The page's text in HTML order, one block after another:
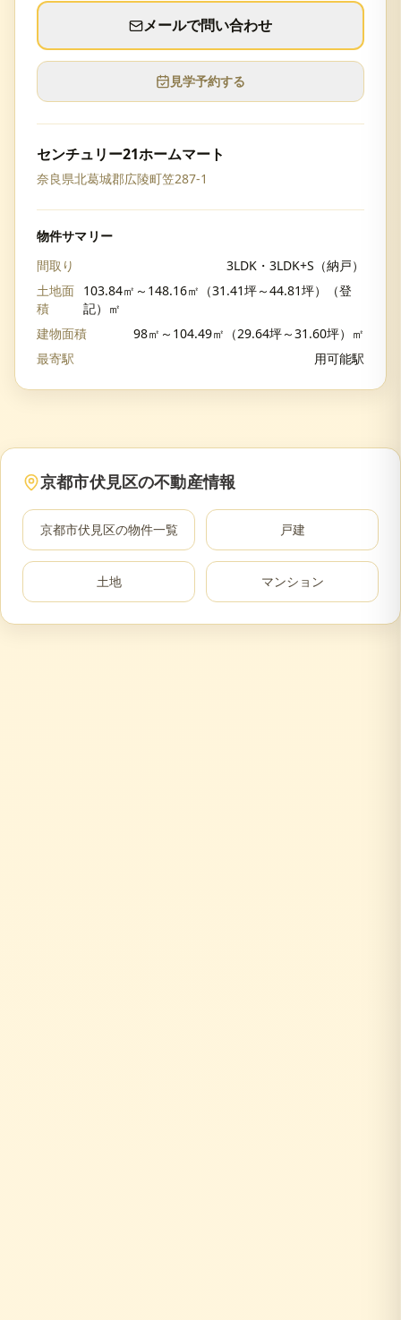
メールで問い合わせ
見学予約する
センチュリー21ホームマート
奈良県北葛城郡広陵町笠287-1
物件サマリー
間取り
3LDK・3LDK+S（納戸）
土地面
積
103.84㎡～148.16㎡（31.41坪～44.81坪）（登
記）㎡
建物面積
98㎡～104.49㎡（29.64坪～31.60坪）㎡
最寄駅
用可能駅
京都市伏見区の不動産情報
京都市伏見区の物件一覧 戸建
土地 マンション